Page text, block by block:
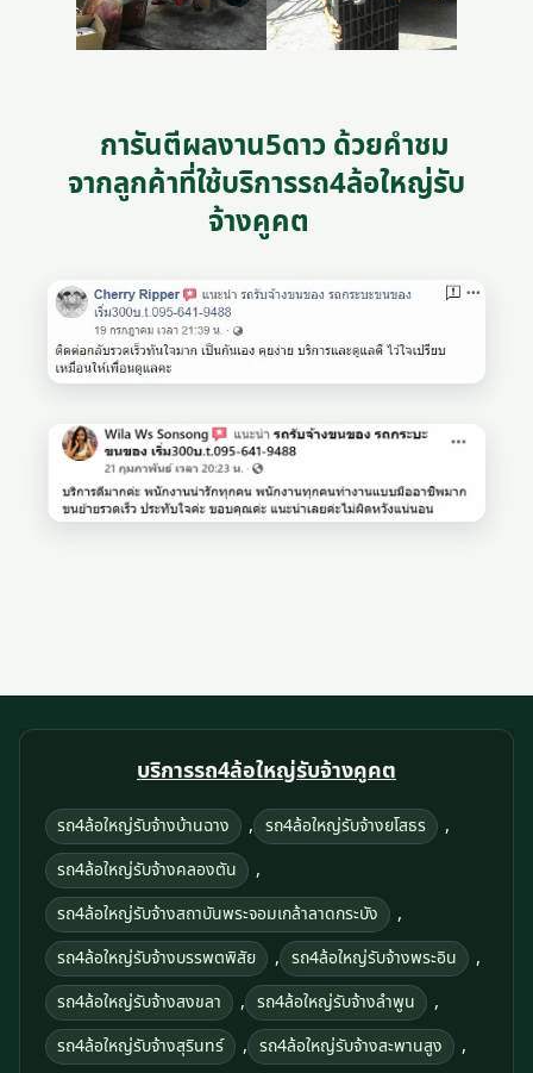
การันตีผลงาน5ดาว ด้วยคำชม
จากลูกค้าที่ใช้บริการรถ4ล้อใหญ่รับ
จ้างคูคต
บริการรถ4ล้อใหญ่รับจ้างคูคต
รถ4ล้อใหญ่รับจ้างบ้านฉาง , รถ4ล้อใหญ่รับจ้างยโสธร ,
รถ4ล้อใหญ่รับจ้างคลองตัน ,
รถ4ล้อใหญ่รับจ้างสถาบันพระจอมเกล้าลาดกระบัง ,
รถ4ล้อใหญ่รับจ้างบรรพตพิสัย , รถ4ล้อใหญ่รับจ้างพระอิน ,
รถ4ล้อใหญ่รับจ้างสงขลา , รถ4ล้อใหญ่รับจ้างลําพูน ,
รถ4ล้อใหญ่รับจ้างสุรินทร์ , รถ4ล้อใหญ่รับจ้างสะพานสูง ,